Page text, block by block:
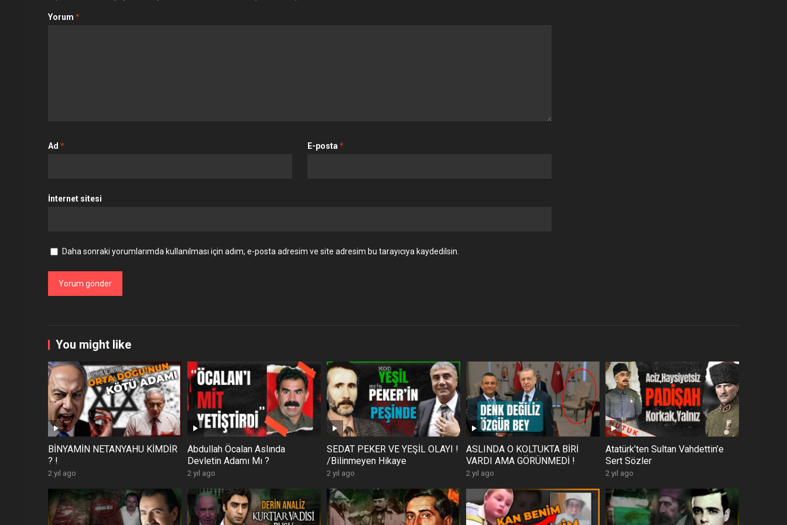
Yorum *
Ad * E-posta *
İnternet sitesi
Daha sonraki yorumlarımda kullanılması için adım, e-posta adresim ve site adresim bu tarayıcıya kaydedilsin.
You might like
BİNYAMİN NETANYAHU KİMDİR
? !
2 yıl ago
Abdullah Öcalan Aslında
Devletin Adamı Mı ?
2 yıl ago
SEDAT PEKER VE YEŞİL OLAYI !
/Bilinmeyen Hikaye
2 yıl ago
ASLINDA O KOLTUKTA BİRİ
VARDI AMA GÖRÜNMEDİ !
2 yıl ago
Atatürk’ten Sultan Vahdettin’e
Sert Sözler
2 yıl ago